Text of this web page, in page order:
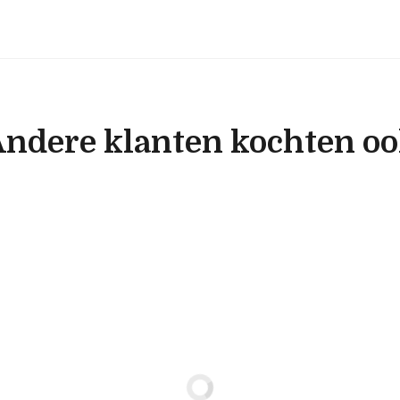
klanten kochten